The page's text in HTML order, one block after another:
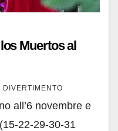
Muertos al
DIVERTIMENTO
all’6 novembre e
22-29-30-31